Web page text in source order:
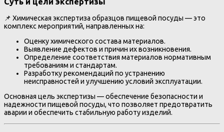
📌 Химическая экспертиза образцов пищевой посуды — это
комплекс мероприятий, направленных на:
Оценку химического состава материалов.
Выявление дефектов и причин их возникновения.
Определение соответствия материалов нормативным
требованиям и стандартам.
Разработку рекомендаций по устранению
неисправностей и улучшению условий эксплуатации.
Основная цель экспертизы — обеспечение безопасности и
надежности пищевой посуды, что позволяет предотвратить
аварии и обеспечить стабильную работу изделий.